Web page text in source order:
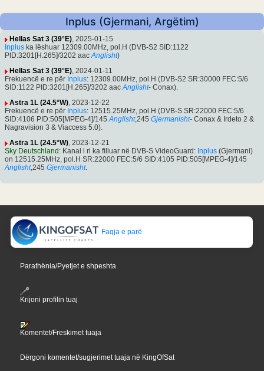
Inplus (Gjermani, Argëtim)
Hellas Sat 3 (39°E), 2025-01-15
Inplus ka lëshuar 12309.00MHz, pol.H (DVB-S2 SID:1122
PID:3201[H.265]/3202 aac Anglisht)
Hellas Sat 3 (39°E), 2024-01-11
Frekuencë e re për Inplus: 12309.00MHz, pol.H (DVB-S2 SR:30000 FEC:5/6
SID:1122 PID:3201[H.265]/3202 aac Anglisht- Conax).
Astra 1L (24.5°W), 2023-12-22
Frekuencë e re për Inplus: 12515.25MHz, pol.H (DVB-S SR:22000 FEC:5/6
SID:4106 PID:505[MPEG-4]/145 Anglisht,245 Gjermanisht- Conax & Irdeto 2 &
Nagravision 3 & Viaccess 5.0).
Astra 1L (24.5°W), 2023-12-21
Sky Deutschland : Kanal i ri ka filluar në DVB-S VideoGuard: Inplus (Gjermani)
on 12515.25MHz, pol.H SR:22000 FEC:5/6 SID:4105 PID:505[MPEG-4]/145
Anglisht,245 Gjermanisht.
Faqja e parë
Parathënia/Pyetjet e shpeshta
Krijoni profilin tuaj
Komentet/Freskimet tuaja
Dërgoni komentet/sugjerimet tuaja në KingOfSat